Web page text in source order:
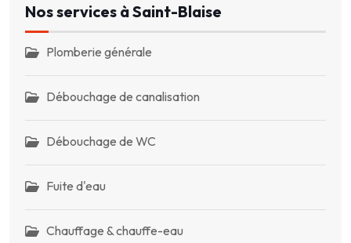
Nos services à Saint-Blaise
Plomberie générale
Débouchage de canalisation
Débouchage de WC
Fuite d'eau
Chauffage & chauffe-eau